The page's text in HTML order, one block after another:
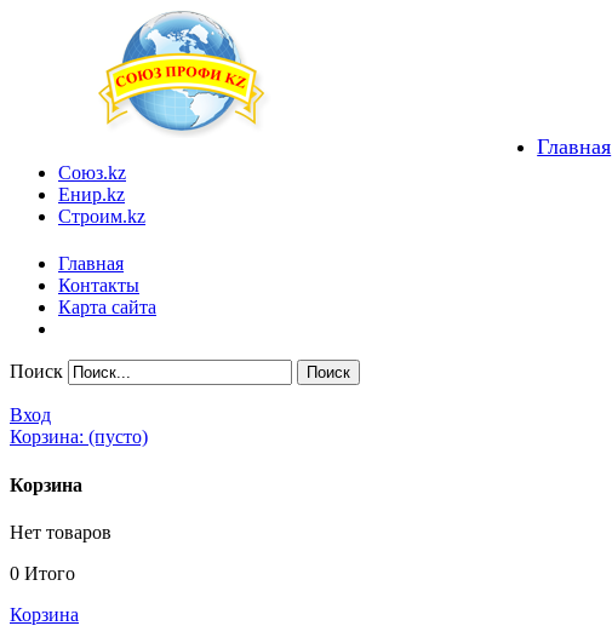
Главная
Союз.kz
Енир.kz
Строим.kz
Главная
Контакты
Карта сайта
Поиск
Вход
Корзина: (пусто)
Корзина
Нет товаров
0 Итого
Корзина